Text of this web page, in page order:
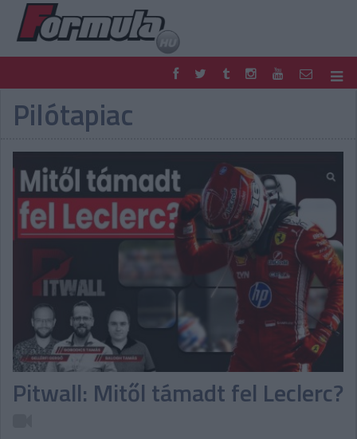
F1
FORMULA
RETRO
PODCAST
SHOP
LIVE
TIPPJÁTÉK
DIGITÁLIS MAGAZIN
PONTÁLLÁSOK
VERSENYNAPTÁRAK
Pilótapiac
Pitwall: Mitől támadt fel Leclerc?